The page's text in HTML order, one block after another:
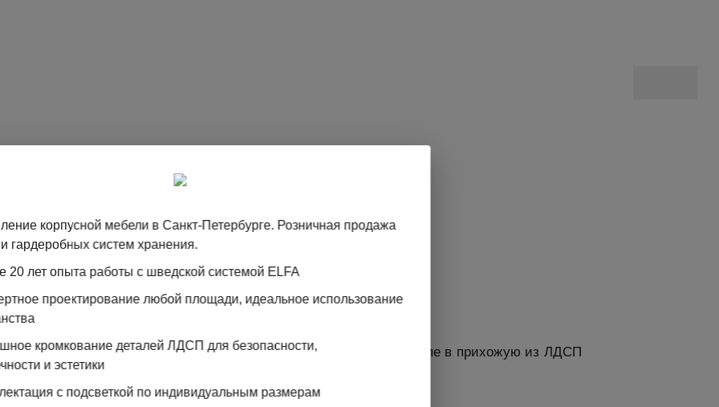
Зеркальные двери-купе Двери-купе в прихожую из ЛДСП
корпусной мебели в Санкт-Петербурге. Розничная продажа
гардеробных систем хранения.
20 лет опыта работы с шведской системой ELFA
проектирование любой площади, идеальное использование
кромкование деталей ЛДСП для безопасности,
и эстетики
с подсветкой по индивидуальным размерам